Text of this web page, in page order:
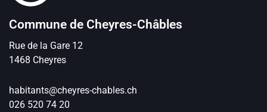
Commune de Cheyres-Châbles
Rue de la Gare 12
1468 Cheyres
habitants@cheyres-chables.ch
026 520 74 20